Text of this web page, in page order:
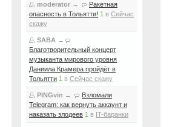
moderator →
Ракетная
опасность в Тольятти! 1 в Сейчас
скажу
SABA →
Благотворительный концерт
музыканта мирового уровня
Даниила Крамера пройдёт в
Тольятти 1 в Сейчас скажу
PINGvin →
Взломали
Telegram: как вернуть аккаунт и
наказать злодеев 1 в IT-баранки